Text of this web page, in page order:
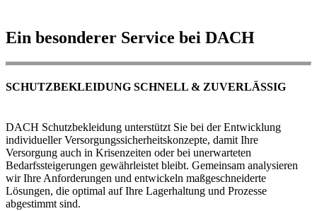
Ein besonderer Service bei DACH
SCHUTZBEKLEIDUNG SCHNELL & ZUVERLÄSSIG
DACH Schutzbekleidung unterstützt Sie bei der Entwicklung
individueller Versorgungssicherheitskonzepte, damit Ihre
Versorgung auch in Krisenzeiten oder bei unerwarteten
Bedarfssteigerungen gewährleistet bleibt. Gemeinsam analysieren
wir Ihre Anforderungen und entwickeln maßgeschneiderte
Lösungen, die optimal auf Ihre Lagerhaltung und Prozesse
abgestimmt sind.